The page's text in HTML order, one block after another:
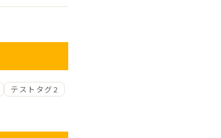
テストタグ2